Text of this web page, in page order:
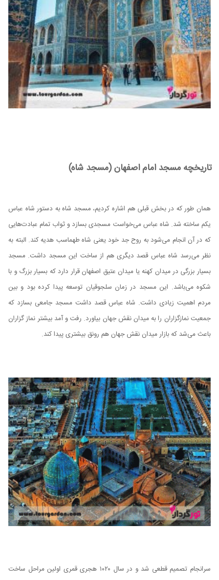
تاریخچه مسجد امام اصفهان (مسجد شاه)
همان‌ طور که در بخش قبلی هم اشاره کردیم، مسجد شاه به دستور شاه عباس
یکم ساخته شد. شاه عباس می‌خواست مسجدی بسازد و ثواب تمام عبادت‌هایی
که در آن انجام می‌شود به روح جد خود یعنی شاه طهماسب هدیه کند. البته به
نظر می‌رسد شاه عباس قصد دیگری هم از ساخت این مسجد داشت. مسجد
بسیار بزرگی در میدان کهنه یا میدان عتیق اصفهان قرار دارد که بسیار بزرگ و با
شکوه می‌باشد. این مسجد در زمان سلجوقیان توسعه پیدا کرده بود و بین
مردم اهمیت زیادی داشت. شاه عباس قصد داشت مسجد جامعی بسازد که
جمعیت نمازگزاران را به میدان نقش جهان بیاورد. رفت و آمد بیشتر نماز گزاران
باعث می‌شد که بازار میدان نقش جهان هم رونق بیشتری پیدا کند.
سرانجام تصمیم قطعی شد و در سال ۱۰۲۰ هجری قمری اولین مراحل ساخت